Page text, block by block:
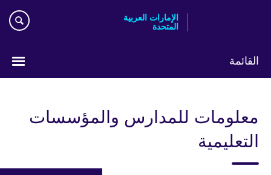
الإمارات العربية
المتحدة
القائمة
معلومات للمدارس والمؤسسات
التعليمية